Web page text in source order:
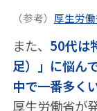
（参考） 厚生労
また、 50代は
足）」に悩ん
中で一番多く
厚生労働省が